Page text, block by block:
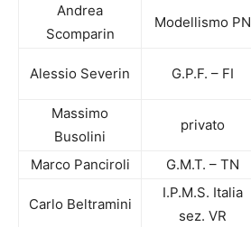
Andrea
Scomparin
Modellismo PN
Alessio Severin G.P.F. – FI
Massimo
Busolini
privato
Marco Panciroli G.M.T. – TN
Carlo Beltramini
I.P.M.S. Italia
sez. VR